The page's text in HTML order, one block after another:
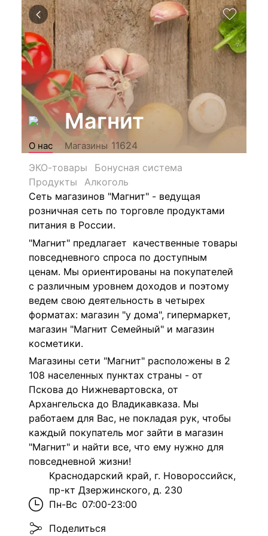
Магнит
О нас Магазины 11624
ЭКО-товары
Бонусная система
Продукты
Алкоголь
Сеть магазинов "Магнит" - ведущая
розничная сеть по торговле продуктами
питания в России.
"Магнит" предлагает качественные товары
повседневного спроса по доступным
ценам. Мы ориентированы на покупателей
с различным уровнем доходов и поэтому
ведем свою деятельность в четырех
форматах: магазин "у дома", гипермаркет,
магазин "Магнит Семейный" и магазин
косметики.
Магазины сети "Магнит" расположены в 2
108 населенных пунктах страны - от
Пскова до Нижневартовска, от
Архангельска до Владикавказа. Мы
работаем для Вас, не покладая рук, чтобы
каждый покупатель мог зайти в магазин
"Магнит" и найти все, что ему нужно для
повседневной жизни!
Краснодарский край, г. Новороссийск,
пр-кт Дзержинского, д. 230
Пн-Вс 07:00-23:00
Поделиться